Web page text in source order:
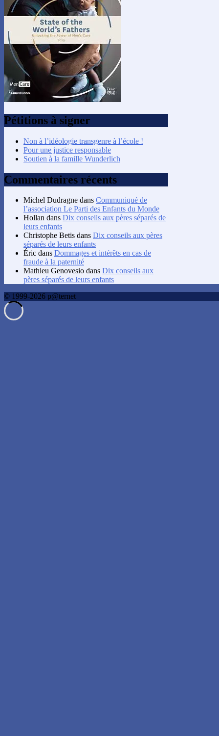
Pétitions à signer
Non à l’idéologie transgenre à l’école !
Pour une justice responsable
Soutien à la famille Wunderlich
Commentaires récents
Michel Dudragne dans Communiqué de
l’association Le Parti des Enfants du Monde
Hollan dans Dix conseils aux pères séparés de
leurs enfants
Christophe Betis dans Dix conseils aux pères
séparés de leurs enfants
Éric dans Dommages et intérêts en cas de
fraude à la paternité
Mathieu Genovesio dans Dix conseils aux
pères séparés de leurs enfants
© 1999-2026 p@ternet